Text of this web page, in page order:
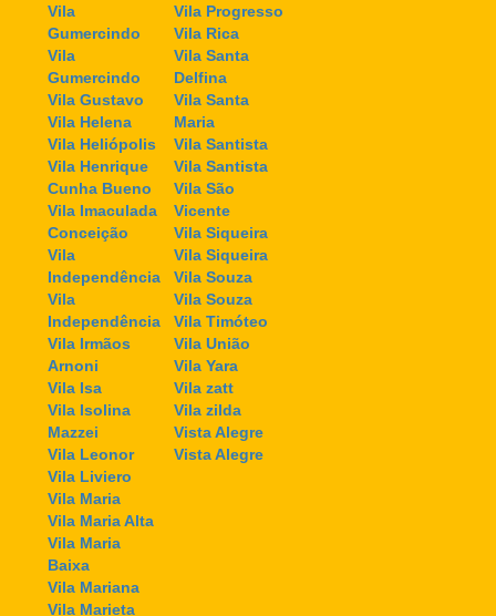
Vila
Gumercindo
Vila
Gumercindo
Vila Gustavo
Vila Helena
Vila Heliópolis
Vila Henrique
Cunha Bueno
Vila Imaculada
Conceição
Vila
Independência
Vila
Independência
Vila Irmãos
Arnoni
Vila Isa
Vila Isolina
Mazzei
Vila Leonor
Vila Liviero
Vila Maria
Vila Maria Alta
Vila Maria
Baixa
Vila Mariana
Vila Marieta
Vila Progresso
Vila Rica
Vila Santa
Delfina
Vila Santa
Maria
Vila Santista
Vila Santista
Vila São
Vicente
Vila Siqueira
Vila Siqueira
Vila Souza
Vila Souza
Vila Timóteo
Vila União
Vila Yara
Vila zatt
Vila zilda
Vista Alegre
Vista Alegre